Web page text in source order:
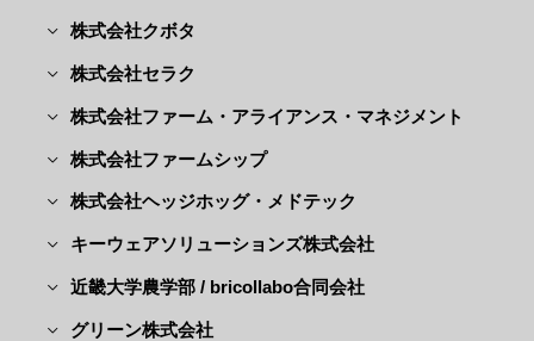
株式会社クボタ
株式会社セラク
株式会社ファーム・アライアンス・マネジメント
株式会社ファームシップ
株式会社ヘッジホッグ・メドテック
キーウェアソリューションズ株式会社
近畿大学農学部 / bricollabo合同会社
グリーン株式会社